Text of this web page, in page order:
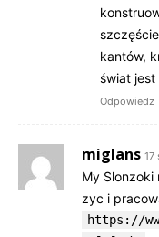
kantów,
świat jest
Odpowiedz
miglans 17
My
zyc i
https://